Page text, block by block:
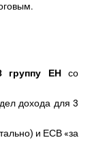
группу ЕНсо
дохода для 3
и ЕСВ «за